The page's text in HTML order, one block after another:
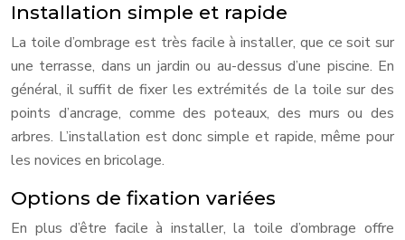
Installation simple et rapide
La toile d’ombrage est très facile à installer, que ce soit sur
une terrasse, dans un jardin ou au-dessus d’une piscine. En
général, il suffit de fixer les extrémités de la toile sur des
points d’ancrage, comme des poteaux, des murs ou des
arbres. L’installation est donc simple et rapide, même pour
les novices en bricolage.
Options de fixation variées
En plus d’être facile à installer, la toile d’ombrage offre